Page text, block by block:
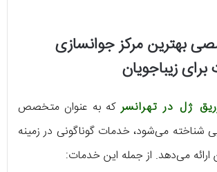
بهترین مرکز جوانسازی
زیباجویان
ژل در تهرانسرکه به عنوان متخصص
شناخته می‌شود، خدمات گوناگونی در زمینه
ارائه می‌دهد. از جمله این خدمات: